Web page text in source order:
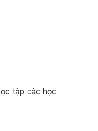
tập các học